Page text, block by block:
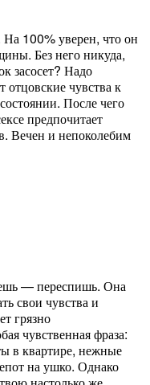
100% уверен, что он
Без него никуда,
засосет? Надо
отцовские чувства к
После чего
предпочитает
Вечен и непоколебим
— переспишь. Она
свои чувства и
грязно
чувственная фраза:
в квартире, нежные
на ушко. Однако